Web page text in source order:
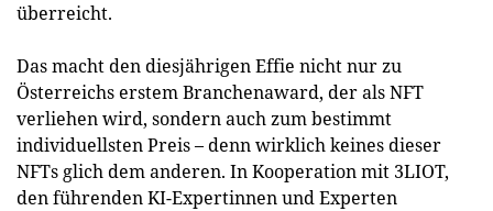
überreicht.
Das macht den diesjährigen Effie nicht nur zu
Österreichs erstem Branchenaward, der als NFT
verliehen wird, sondern auch zum bestimmt
individuellsten Preis – denn wirklich keines dieser
NFTs glich dem anderen. In Kooperation mit 3LIOT,
den führenden KI-Expertinnen und Experten